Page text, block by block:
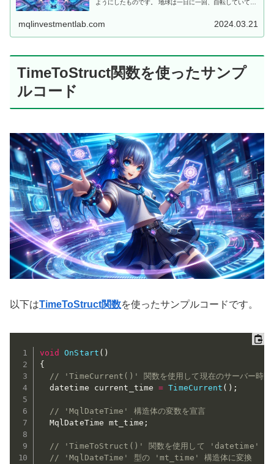
ようにしたものです。 地球は一日に一回、自転していて、
mqlinvestmentlab.com 2024.03.21
TimeToStruct関数を使ったサンプ
ルコード
以下はTimeToStruct関数を使ったサンプルコードです。
void OnStart ( )
{
// 'TimeCurrent()' 関数を使用して現在のサーバー時間
  datetime current_time
= TimeCurrent ( ) ;
// 'MqlDateTime' 構造体の変数を宣言
  MqlDateTime mt_time
;
// 'TimeToStruct()' 関数を使用して 'datetime'
// 'MqlDateTime' 型の 'mt_time' 構造体に変換